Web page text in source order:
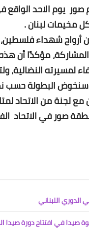
مخيمات لبنان .
أرواح شهداء
مؤكدًا أن هذه
لمسيرته
لجنة من الاتحاد
صور في الاتحاد
اللبناني
صيدا في افتتاح دورة صيدا